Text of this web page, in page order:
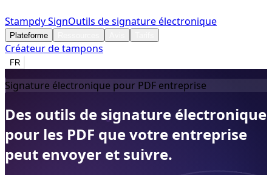
Stampdy SignOutils de signature électronique
Plateforme
Créateur de tampons
FR
Signature électronique pour PDF entreprise
Des outils de signature électronique
pour les PDF quevotre entreprise
peut envoyer et suivre.